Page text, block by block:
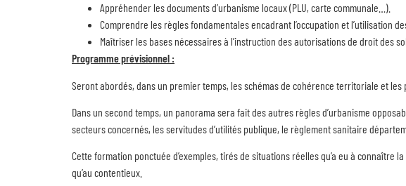
Appréhender les documents d’urbanisme locaux (PLU, carte communale…).
Comprendre les règles fondamentales encadrant l’occupation et l’utilisation
Maîtriser les bases nécessaires à l’instruction des autorisations de droit des
Programme prévisionnel :
Seront abordés, dans un premier temps, les schémas de cohérence territoriale et
Dans un second temps, un panorama sera fait des autres règles d’urbanisme
secteurs concernés, les servitudes d’utilités publique, le règlement sanitaire
Cette formation ponctuée d’exemples, tirés de situations réelles qu’a eu à
qu’au contentieux.